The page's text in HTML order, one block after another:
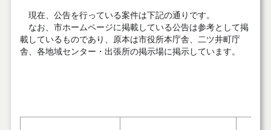
現在、公告を行っている案件は下記の通りです。
なお、市ホームページに掲載している公告は参考として掲
載しているものであり、原本は市役所本庁舎、二ツ井町庁
舎、各地域センター・出張所の掲示場に掲示しています。